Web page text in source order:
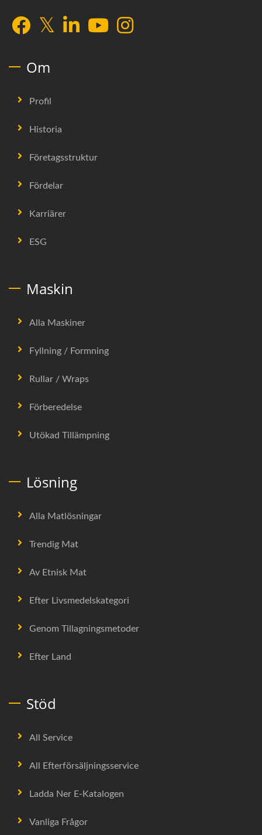
Om
Profil
Historia
Företagsstruktur
Fördelar
Karriärer
ESG
Maskin
Alla Maskiner
Fyllning / Formning
Rullar / Wraps
Förberedelse
Utökad Tillämpning
Lösning
Alla Matlösningar
Trendig Mat
Av Etnisk Mat
Efter Livsmedelskategori
Genom Tillagningsmetoder
Efter Land
Stöd
All Service
All Efterförsäljningsservice
Ladda Ner E-Katalogen
Vanliga Frågor